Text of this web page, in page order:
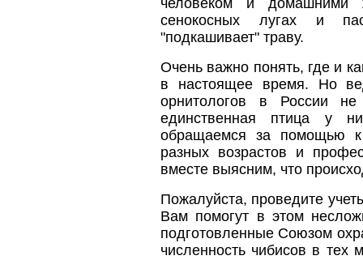
сенокосных лугах и
"подкашивает" траву.
Очень важно понять, где и
в настоящее время. Но
орнитологов в России
единственная птица у
обращаемся за помощью
разных возрастов и
вместе выясним, что
Пожалуйста, проведите
Вам помогут в этом
подготовленные Союзом
численность чибисов в тех